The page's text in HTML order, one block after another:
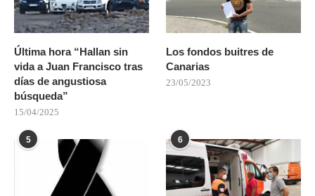
Última hora “Hallan sin
vida a Juan Francisco tras
días de angustiosa
búsqueda”
15/04/2025
Los fondos buitres de
Canarias
23/05/2023
5 6